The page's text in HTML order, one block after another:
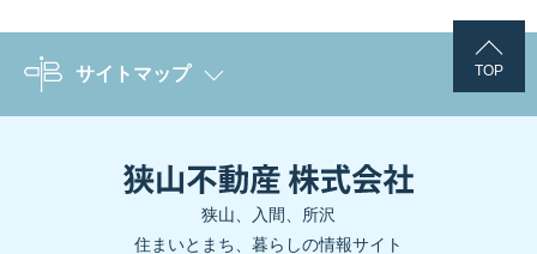
リビングと続き間の畳スペースはお子様の遊び場としても、キッ
TOP
サイトマップ
狭山、入間、所沢
住まいとまち、暮らしの情報サイト